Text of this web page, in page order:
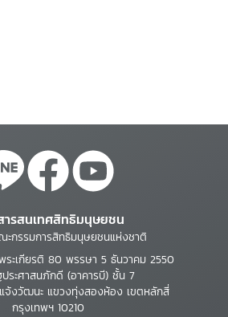
รสนเทศสิทธิมนุษยชน
ะกรรมการสิทธิมนุษยชนแห่งชาติ
ระเกียรติ 80 พรรษา 5 ธันวาคม 2550
ประศาสนภักดี (อาคารบี) ชั้น 7
จ้งวัฒนะ แขวงทุ่งสองห้อง เขตหลักสี่
กรุงเทพฯ 10210